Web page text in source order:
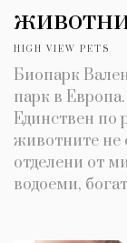
HIGH VIEW PETS
Биопарк
парк в
Единствен по
животните не
отделени от
водоеми,